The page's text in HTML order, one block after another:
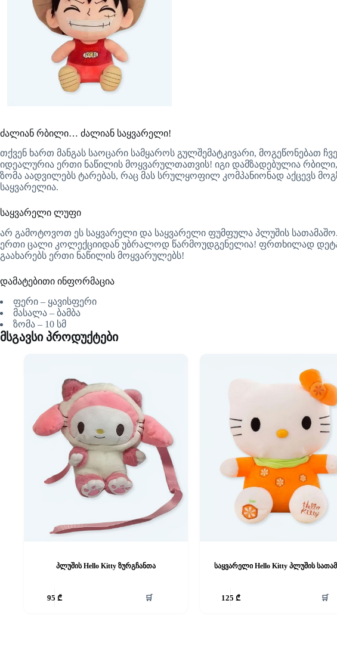
ძალიან რბილი… ძალიან საყვარელი!
თქვენ ხართ მანგას საოცარი სამყაროს გულშემატკივარი, მოგეწონებათ
იდეალურია ერთი ნაწილის მოყვარულთათვის! იგი დამზადებულია რბილი,
ზომა აადვილებს ტარებას, რაც მას სრულყოფილ კომპანიონად აქცევს
საყვარელია.
საყვარელი ლუფი
არ გამოტოვოთ ეს საყვარელი და საყვარელი ფუმფულა პლუშის
ერთი ცალი კოლექციიდან უბრალოდ წარმოუდგენელია! ფრთხილად
გაახარებს ერთი ნაწილის მოყვარულებს!
დამატებითი ინფორმაცია
ფერი – ყავისფერი
მასალა – ბამბა
ზომა – 10 სმ
მსგავსი პროდუქტები
პლუშის Hello Kitty ზურგჩანთა
95₾ 🛒
საყვარელი Hello Kitty პლუშის
125 ₾ 🛒